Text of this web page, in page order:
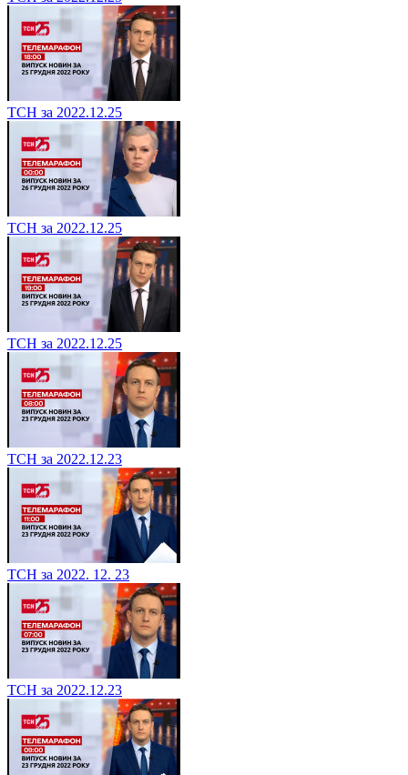
ТСН за 2022.12.25
ТСН за 2022.12.25
ТСН за 2022.12.25
ТСН за 2022.12.23
ТСН за 2022. 12. 23
ТСН за 2022.12.23